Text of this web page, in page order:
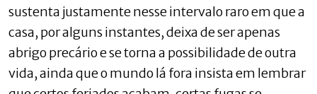
sustenta justamente nesse intervalo raro em que a
casa, por alguns instantes, deixa de ser apenas
abrigo precário e se torna a possibilidade de outra
vida, ainda que o mundo lá fora insista em lembrar